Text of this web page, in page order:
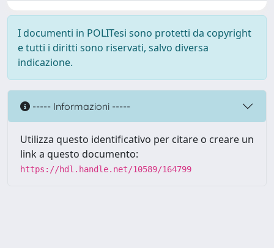
I documenti in POLITesi sono protetti da copyright
e tutti i diritti sono riservati, salvo diversa
indicazione.
----- Informazioni -----
Utilizza questo identificativo per citare o creare un
link a questo documento:
https://hdl.handle.net/10589/164799